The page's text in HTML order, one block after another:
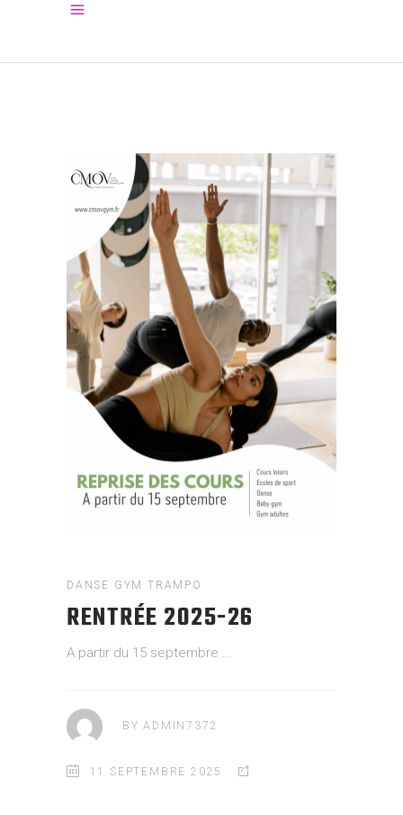
DANSE GYM TRAMPO
RENTRÉE 2025-26
A partir du 15 septembre
BYADMIN7372
11 SEPTEMBRE 2025